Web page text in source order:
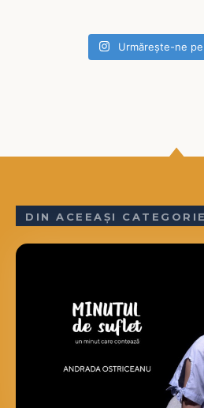
Urmărește-ne
DIN ACEEAȘI CATEGORIE